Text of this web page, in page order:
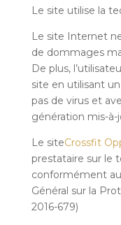
Le site utilise la
Le site Internet
de dommages
De plus,
site en utilisant
pas de virus et
génération mis-à-
Le siteCrossfit
prestataire sur le
conformément
Général sur la
2016-679)